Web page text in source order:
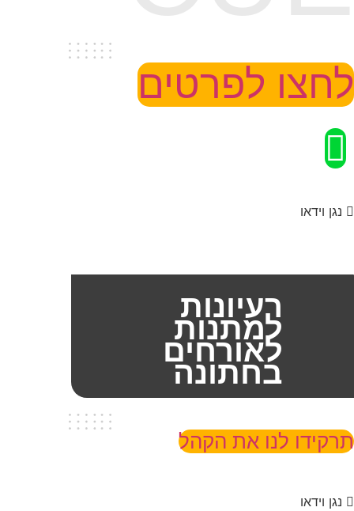
לחצו לפרטים
נגן וידאו
רעיונות
למתנות
לאורחים
בחתונה
תרקידו לנו את הקהל
נגן וידאו